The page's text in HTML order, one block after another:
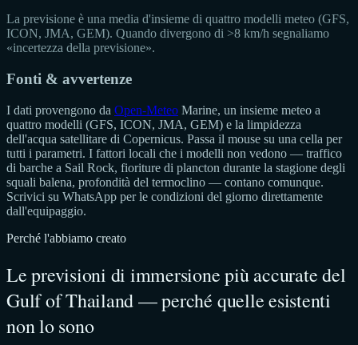
La previsione è una media d'insieme di quattro modelli meteo (GFS,
ICON, JMA, GEM). Quando divergono di >8 km/h segnaliamo
«incertezza della previsione».
Fonti & avvertenze
I dati provengono da Open-Meteo Marine, un insieme meteo a
quattro modelli (GFS, ICON, JMA, GEM) e la limpidezza
dell'acqua satellitare di Copernicus. Passa il mouse su una cella per
tutti i parametri. I fattori locali che i modelli non vedono — traffico
di barche a Sail Rock, fioriture di plancton durante la stagione degli
squali balena, profondità del termoclino — contano comunque.
Scrivici su WhatsApp per le condizioni del giorno direttamente
dall'equipaggio.
Perché l'abbiamo creato
Le previsioni di immersione più accurate del
Gulf of Thailand — perché quelle esistenti
non lo sono